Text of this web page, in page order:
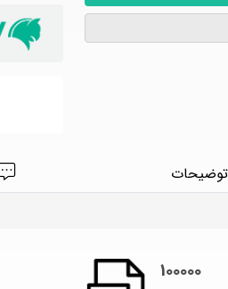
100000